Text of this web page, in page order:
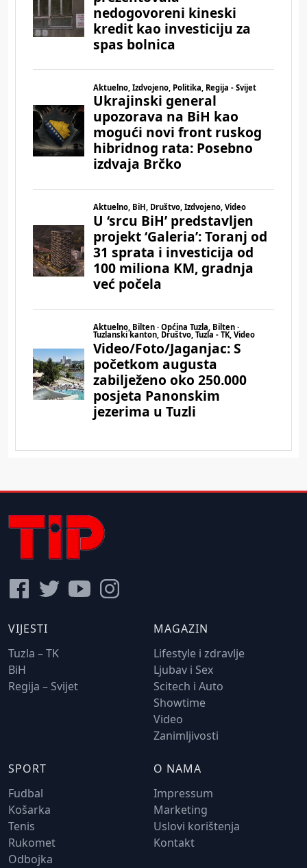
VIJESTI
Tuzla – TK
BiH
Regija – Svijet
MAGAZIN
Lifestyle i zdravlje
Ljubav i Sex
Scitech i Auto
Showtime
Video
Zanimljivosti
SPORT
Fudbal
Košarka
Tenis
Rukomet
Odbojka
O NAMA
Impressum
Marketing
Uslovi korištenja
Kontakt